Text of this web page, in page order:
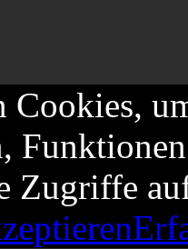
Cookies,
Zugriffe